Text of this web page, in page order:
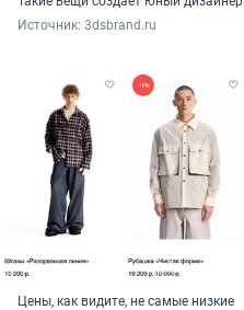
Источник: 3dsbrand.ru
Цены, как видите, не самые низкие